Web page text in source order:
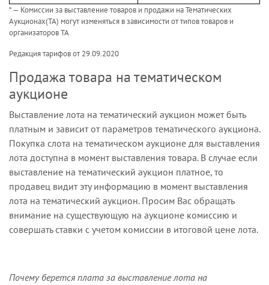
* — Комиссии за выставление товаров и продажи на Тематических
Аукционах(ТА) могут изменяться в зависимости от типов товаров и
организаторов ТА
Редакция тарифов от 29.09.2020
Продажа товара на тематическом
аукционе
Выставление лота на тематический аукцион может быть
платным и зависит от параметров тематического аукциона.
Покупка слота на тематическом аукционе для выставления
лота доступна в момент выставления товара. В случае если
выставление на тематический аукцион платное, то
продавец видит эту информацию в момент выставления
лота на тематический аукцион. Просим Вас обращать
внимание на существующую на аукционе комиссию и
совершать ставки с учетом комиссии в итоговой цене лота.
Почему берется плата за выставление лота на